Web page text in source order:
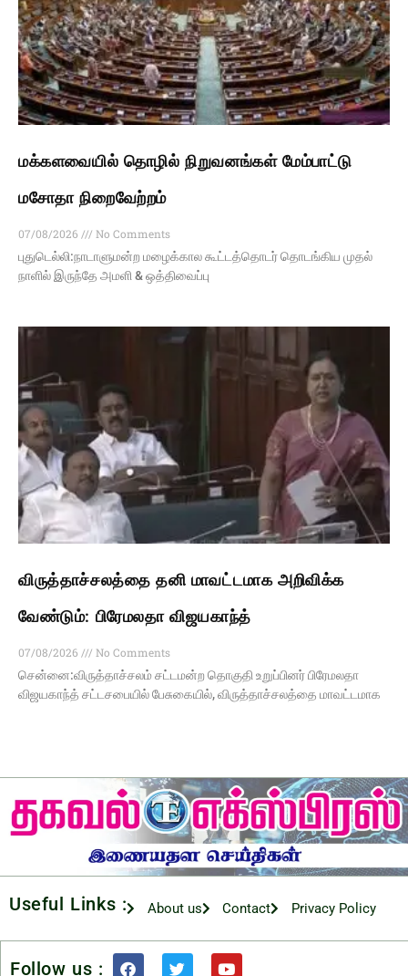
மக்களவையில் தொழில் நிறுவனங்கள் மேம்பாட்டு
மசோதா நிறைவேற்றம்
07/08/2026
No Comments
புதுடெல்லி:நாடாளுமன்ற மழைக்கால கூட்டத்தொடர் தொடங்கிய முதல்
நாளில் இருந்தே அமளி & ஒத்திவைப்பு
விருத்தாச்சலத்தை தனி மாவட்டமாக அறிவிக்க
வேண்டும்: பிரேமலதா விஜயகாந்த்
07/08/2026
No Comments
சென்னை:விருத்தாச்சலம் சட்டமன்ற தொகுதி உறுப்பினர் பிரேமலதா
விஜயகாந்த் சட்டசபையில் பேசுகையில், விருத்தாச்சலத்தை மாவட்டமாக
Useful Links : About us Contact Privacy Policy
Follow us :